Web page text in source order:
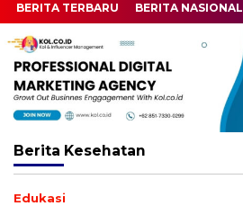
BERITA TERBARU BERITA NASIONAL
Berita Kesehatan
Edukasi